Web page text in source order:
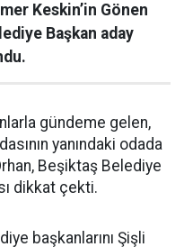
Keskin’in Gönen
Başkan aday
gündeme gelen,
yanındaki odada
Beşiktaş Belediye
dikkat çekti.
başkanlarını Şişli